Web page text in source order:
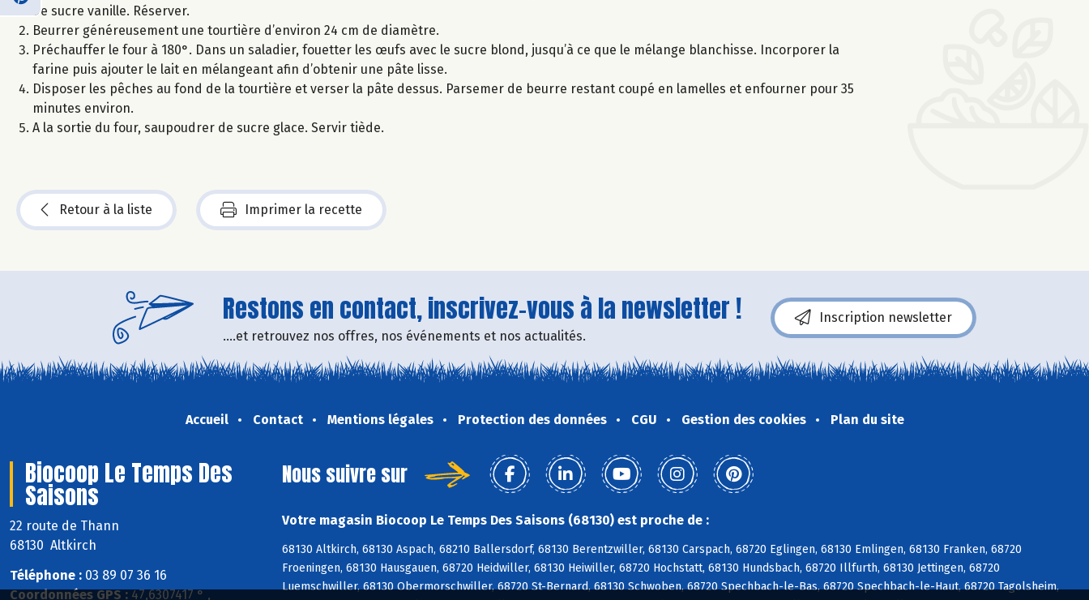
de sucre vanille. Réserver.
Beurrer généreusement une tourtière d’environ 24 cm de diamètre.
Préchauffer le four à 180°. Dans un saladier, fouetter les œufs avec le sucre blond, jusqu’à ce que le mélange blanchisse. Incorporer la
farine puis ajouter le lait en mélangeant afin d’obtenir une pâte lisse.
Disposer les pêches au fond de la tourtière et verser la pâte dessus. Parsemer de beurre restant coupé en lamelles et enfourner pour 35
minutes environ.
A la sortie du four, saupoudrer de sucre glace. Servir tiède.
Retour à la liste Imprimer la recette
Restons en contact, inscrivez-vous à la newsletter !
....et retrouvez nos offres, nos événements et nos actualités.
Inscription newsletter
Accueil Contact Mentions légales Protection des données CGU Gestion des cookies Plan du site
Biocoop Le Temps Des
Saisons
22 route de Thann
68130 Altkirch
Téléphone : 03 89 07 36 16
Coordonnées GPS : 47,6307417 ° ,
Nous suivre sur
Votre magasin Biocoop Le Temps Des Saisons (68130) est proche de :
68130 Altkirch, 68130 Aspach, 68210 Ballersdorf, 68130 Berentzwiller, 68130 Carspach, 68720 Eglingen, 68130 Emlingen, 68130 Franken, 68720
Froeningen, 68130 Hausgauen, 68720 Heidwiller, 68130 Heiwiller, 68720 Hochstatt, 68130 Hundsbach, 68720 Illfurth, 68130 Jettingen, 68720
Luemschwiller, 68130 Obermorschwiller, 68720 St-Bernard, 68130 Schwoben, 68720 Spechbach-le-Bas, 68720 Spechbach-le-Haut, 68720 Tagolsheim,